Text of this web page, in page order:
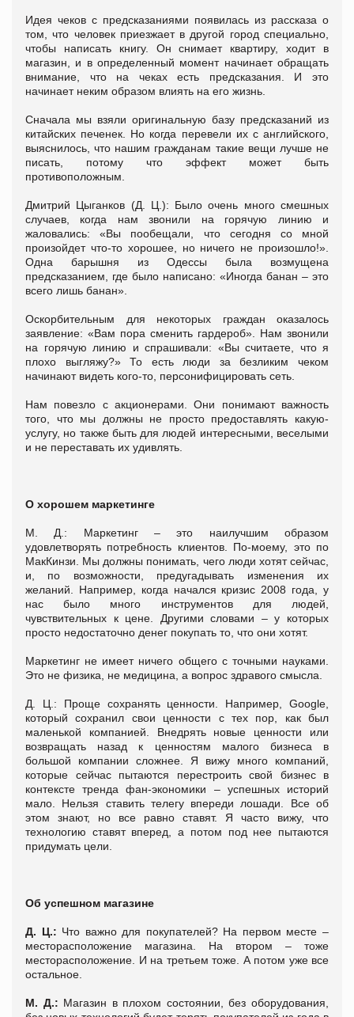
Идея чеков с предсказаниями появилась из рассказа о
том, что человек приезжает в другой город специально,
чтобы написать книгу. Он снимает квартиру, ходит в
магазин, и в определенный момент начинает обращать
внимание, что на чеках есть предсказания. И это
начинает неким образом влиять на его жизнь.
Сначала мы взяли оригинальную базу предсказаний из
китайских печенек. Но когда перевели их с английского,
выяснилось, что нашим гражданам такие вещи лучше не
писать, потому что эффект может быть
противоположным.
Дмитрий Цыганков (Д. Ц.): Было очень много смешных
случаев, когда нам звонили на горячую линию и
жаловались: «Вы пообещали, что сегодня со мной
произойдет что-то хорошее, но ничего не произошло!».
Одна барышня из Одессы была возмущена
предсказанием, где было написано: «Иногда банан – это
всего лишь банан».
Оскорбительным для некоторых граждан оказалось
заявление: «Вам пора сменить гардероб». Нам звонили
на горячую линию и спрашивали: «Вы считаете, что я
плохо выгляжу?» То есть люди за безликим чеком
начинают видеть кого-то, персонифицировать сеть.
Нам повезло с акционерами. Они понимают важность
того, что мы должны не просто предоставлять какую-
услугу, но также быть для людей интересными, веселыми
и не переставать их удивлять.
О хорошем маркетинге
М. Д.: Маркетинг – это наилучшим образом
удовлетворять потребность клиентов. По-моему, это по
МакКинзи. Мы должны понимать, чего люди хотят сейчас,
и, по возможности, предугадывать изменения их
желаний. Например, когда начался кризис 2008 года, у
нас было много инструментов для людей,
чувствительных к цене. Другими словами – у которых
просто недостаточно денег покупать то, что они хотят.
Маркетинг не имеет ничего общего с точными науками.
Это не физика, не медицина, а вопрос здравого смысла.
Д. Ц.: Проще сохранять ценности. Например, Google,
который сохранил свои ценности с тех пор, как был
маленькой компанией. Внедрять новые ценности или
возвращать назад к ценностям малого бизнеса в
большой компании сложнее. Я вижу много компаний,
которые сейчас пытаются перестроить свой бизнес в
контексте тренда фан-экономики – успешных историй
мало. Нельзя ставить телегу впереди лошади. Все об
этом знают, но все равно ставят. Я часто вижу, что
технологию ставят вперед, а потом под нее пытаются
придумать цели.
Об успешном магазине
Д. Ц.: Что важно для покупателей? На первом месте –
месторасположение магазина. На втором – тоже
месторасположение. И на третьем тоже. А потом уже все
остальное.
М. Д.: Магазин в плохом состоянии, без оборудования,